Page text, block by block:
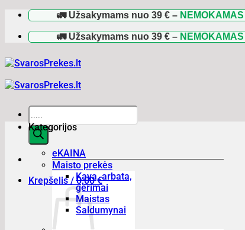
Skip
content
🚛 Užsakymams nuo39 €–NEMOKAMAS
🚛 Užsakymams nuo39 €–NEMOKAMAS
Products
search
Krepšelis /0,00€
Kategorijos
eKAINA
Maisto prekės
Kava, arbata,
gėrimai
Maistas
Saldumynai